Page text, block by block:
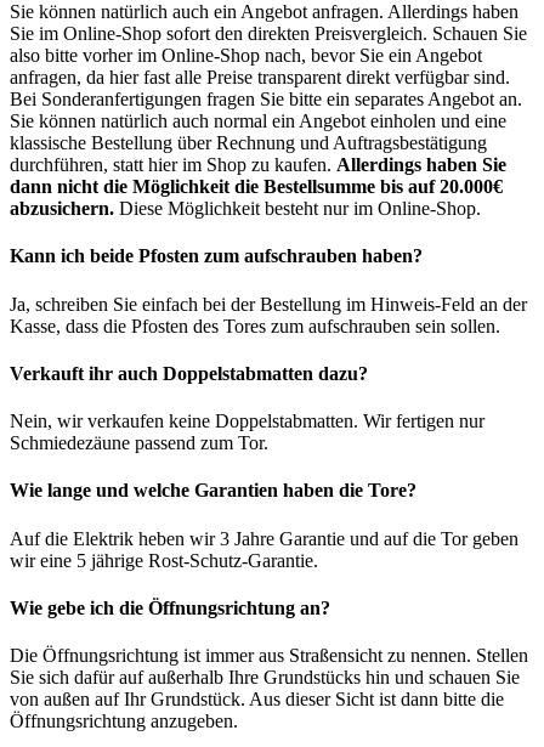
Sie können natürlich auch ein Angebot anfragen. Allerdings haben
Sie im Online-Shop sofort den direkten Preisvergleich. Schauen Sie
also bitte vorher im Online-Shop nach, bevor Sie ein Angebot
anfragen, da hier fast alle Preise transparent direkt verfügbar sind.
Bei Sonderanfertigungen fragen Sie bitte ein separates Angebot an.
Sie können natürlich auch normal ein Angebot einholen und eine
klassische Bestellung über Rechnung und Auftragsbestätigung
durchführen, statt hier im Shop zu kaufen. Allerdings haben Sie
dann nicht die Möglichkeit die Bestellsumme bis auf 20.000€
abzusichern. Diese Möglichkeit besteht nur im Online-Shop.
Kann ich beide Pfosten zum aufschrauben haben?
Ja, schreiben Sie einfach bei der Bestellung im Hinweis-Feld an der
Kasse, dass die Pfosten des Tores zum aufschrauben sein sollen.
Verkauft ihr auch Doppelstabmatten dazu?
Nein, wir verkaufen keine Doppelstabmatten. Wir fertigen nur
Schmiedezäune passend zum Tor.
Wie lange und welche Garantien haben die Tore?
Auf die Elektrik heben wir 3 Jahre Garantie und auf die Tor geben
wir eine 5 jährige Rost-Schutz-Garantie.
Wie gebe ich die Öffnungsrichtung an?
Die Öffnungsrichtung ist immer aus Straßensicht zu nennen. Stellen
Sie sich dafür auf außerhalb Ihre Grundstücks hin und schauen Sie
von außen auf Ihr Grundstück. Aus dieser Sicht ist dann bitte die
Öffnungsrichtung anzugeben.